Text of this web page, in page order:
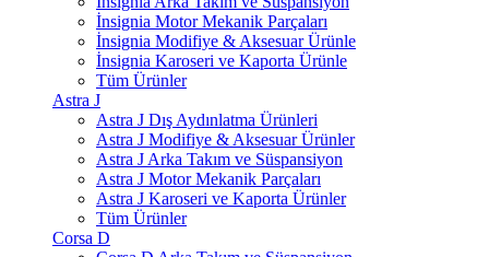
İnsignia Motor Mekanik Parçaları
İnsignia Modifiye & Aksesuar Ürünle
İnsignia Karoseri ve Kaporta Ürünle
Tüm Ürünler
Astra J
Astra J Dış Aydınlatma Ürünleri
Astra J Modifiye & Aksesuar Ürünler
Astra J Arka Takım ve Süspansiyon
Astra J Motor Mekanik Parçaları
Astra J Karoseri ve Kaporta Ürünler
Tüm Ürünler
Corsa D